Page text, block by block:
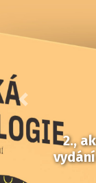
2.,
Předchozí